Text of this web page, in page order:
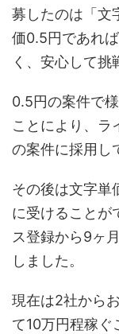
募したのは「文
価0.5円であれ
く、安心して挑
0.5円の案件で
ことにより、ラ
の案件に採用し
その後は文字単
に受けることが
ス登録から9ヶ
しました。
現在は2社から
て10万円程稼ぐ